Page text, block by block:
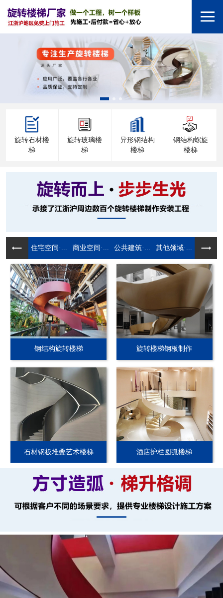
旋转石材楼
梯
旋转玻璃楼
梯
异形钢结构
楼梯
钢结构螺旋
楼梯
住宅空间·... 商业空间·... 公共建筑·... 其他领域·...
钢结构旋转楼梯 旋转楼梯钢板制作
石材钢板堆叠艺术楼梯 酒店护栏圆弧楼梯